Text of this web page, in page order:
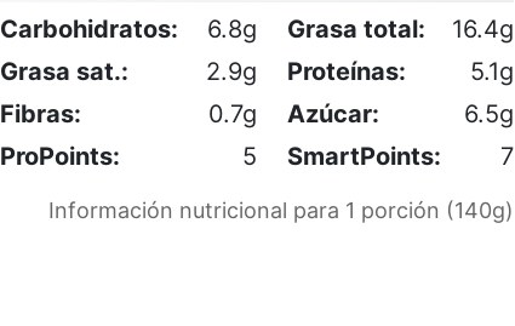
Carbohidratos: 6.8g Grasa total:
16.4g
Grasa sat.:
2.9g Proteínas:
5.1g
Fibras:
0.7g Azúcar:
6.5g
ProPoints:
5 SmartPoints: 7
Información nutricional para 1 porción (140g)